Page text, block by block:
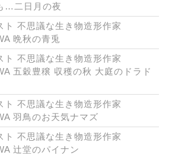
…二日月の夜
ト 不思議な生き物造形作家
晩秋の青兎
ト 不思議な生き物造形作家
五穀豊穣 収穫の秋 大庭のドラド
ト 不思議な生き物造形作家
羽鳥のお天気ナマズ
ト 不思議な生き物造形作家
辻堂のパイナン